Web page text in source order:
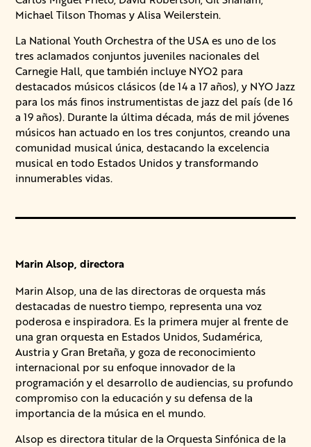
Michael Tilson Thomas y Alisa Weilerstein.
La National Youth Orchestra of the USA es uno de los
tres aclamados conjuntos juveniles nacionales del
Carnegie Hall, que también incluye NYO2 para
destacados músicos clásicos (de 14 a 17 años), y NYO Jazz
para los más finos instrumentistas de jazz del país (de 16
a 19 años). Durante la última década, más de mil jóvenes
músicos han actuado en los tres conjuntos, creando una
comunidad musical única, destacando la excelencia
musical en todo Estados Unidos y transformando
innumerables vidas.
Marin Alsop, directora
Marin Alsop, una de las directoras de orquesta más
destacadas de nuestro tiempo, representa una voz
poderosa e inspiradora. Es la primera mujer al frente de
una gran orquesta en Estados Unidos, Sudamérica,
Austria y Gran Bretaña, y goza de reconocimiento
internacional por su enfoque innovador de la
programación y el desarrollo de audiencias, su profundo
compromiso con la educación y su defensa de la
importancia de la música en el mundo.
Alsop es directora titular de la Orquesta Sinfónica de la